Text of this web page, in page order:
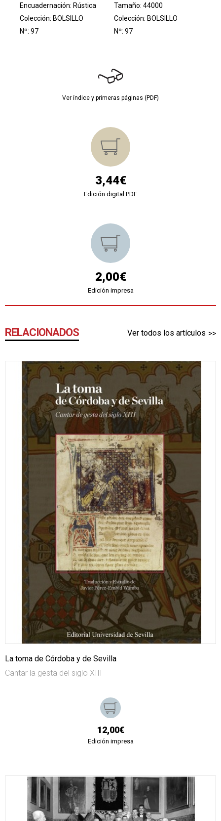
Encuadernación: Rústica
Colección: BOLSILLO
Nº: 97
Tamaño: 44000
Colección: BOLSILLO
Nº: 97
Ver índice y primeras páginas (PDF)
3,44€
Edición digital PDF
2,00€
Edición impresa
RELACIONADOS Ver todos los artículos
La toma de Córdoba y de Sevilla
Cantar la gesta del siglo XIII
12,00€
Edición impresa